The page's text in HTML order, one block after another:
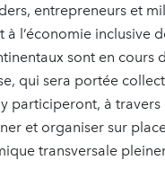
entrepreneurs et
l’économie inclusive
sont en cours
qui sera portée
participeront, à
et organiser sur
transversale